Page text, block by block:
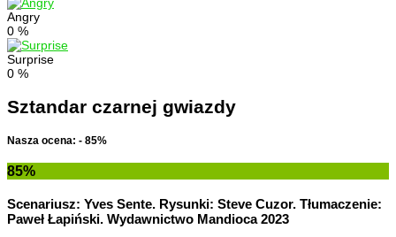
Angry
0 %
Surprise
0 %
Sztandar czarnej gwiazdy
Nasza ocena: - 85%
85%
Scenariusz: Yves Sente. Rysunki: Steve Cuzor. Tłumaczenie:
Paweł Łapiński. Wydawnictwo Mandioca 2023